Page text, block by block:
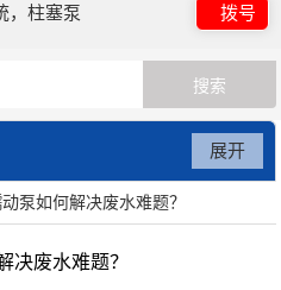
，柱塞泵 拨号
展开
泵如何解决废水难题？
决废水难题？